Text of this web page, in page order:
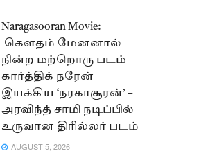
Naragasooran Movie:
கௌதம் மேனனால்
நின்ற மற்றொரு படம் –
கார்த்திக் நரேன்
இயக்கிய ‘நரகாசூரன்’ –
அரவிந்த் சாமி நடிப்பில்
உருவான திரில்லர் படம்
AUGUST 5, 2026